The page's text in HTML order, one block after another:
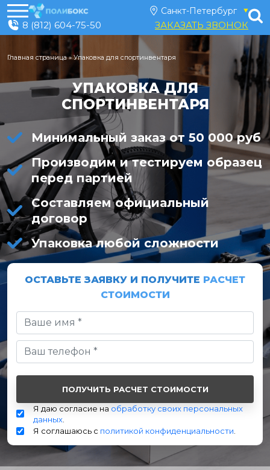
8 (812) 604-75-50 ЗАКАЗАТЬ ЗВОНОК
Главная страница»Упаковка для спортинвентаря
УПАКОВКА ДЛЯ
СПОРТИНВЕНТАРЯ
Минимальный заказ от 50 000 руб
Производим и тестируем образец
перед партией
Составляем официальный
договор
Упаковка любой сложности
ОСТАВЬТЕ ЗАЯВКУ И ПОЛУЧИТЕ РАСЧЕТ
СТОИМОСТИ
Я даю согласие на обработку своих персональных
данных
Я соглашаюсь с политикой конфиденциальности